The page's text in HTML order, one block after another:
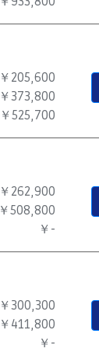
￥205,600
￥373,800
￥525,700
￥262,900
￥508,800
￥-
￥300,300
￥411,800
￥-